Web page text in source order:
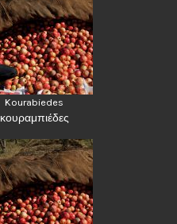
Kourabiedes
κουραμπιέδες